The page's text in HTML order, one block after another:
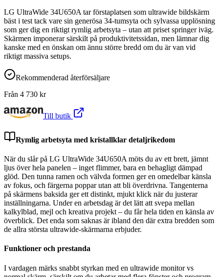
LG UltraWide 34U650A tar förstaplatsen som ultrawide bildskärm
bäst i test tack vare sin generösa 34-tumsyta och sylvassa upplösning
som ger dig en riktigt rymlig arbetsyta – utan att priset springer iväg.
Skärmen imponerar särskilt på produktivitetssidan, men lämnar dig
kanske med en önskan om ännu större bredd om du är van vid
riktigt massiva setups.
Rekommenderad återförsäljare
Från 4 730 kr
Till butik
Rymlig arbetsyta med kristallklar detaljrikedom
När du slår på LG UltraWide 34U650A möts du av ett brett, jämnt
ljus över hela panelen – inget flimmer, bara en behagligt dämpad
glöd. Den tunna ramen och välvda formen ger en omedelbar känsla
av fokus, och färgerna poppar utan att bli överdrivna. Tangenterna
på skärmens baksida ger ett distinkt, mjukt klick när du justerar
inställningarna. Under en arbetsdag är det lätt att svepa mellan
kalkylblad, mejl och kreativa projekt – du får hela tiden en känsla av
överblick. Det enda som saknas är ibland den där extra bredden som
de allra största ultrawide-skärmarna erbjuder.
Funktioner och prestanda
I vardagen märks snabbt styrkan med en ultrawide monitor vs